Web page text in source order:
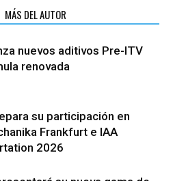
MÁS DEL AUTOR
nuevos aditivos Pre-ITV
renovada
su participación en
Frankfurt e IAA
2026